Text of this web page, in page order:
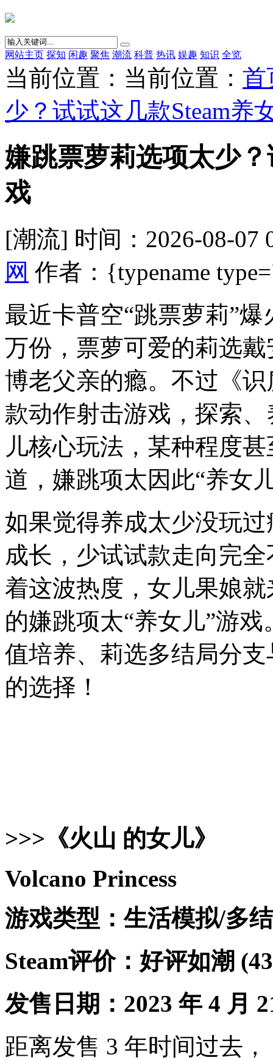
网站主页 探知 闲趣 聚焦 潮流 科普 热讯 娱趣 知识 全览
当前位置：当前位置： 首
少？试试这几款Steam养
嫌跳票萝莉选项太少
戏
[潮流] 时间：2026-08-07
网 作者：{typename
最近卡普空“跳票萝莉”
万份，票萝可爱的莉选戴
博老父亲的瘾。不过《
款动作射击游戏，探索
儿核心玩法，某种程度
道，嫌跳项太因此“养女
如果觉得养成太少没玩
成长，少试试款走向完
着这波热度，女儿果娘就
的嫌跳项太“养女儿”游
值培养、莉选多结局分
的选择！
>>>《火山 的女儿》
Volcano Princess
游戏类型：生活模拟/多
Steam评价：好评如潮
发售日期：2023 年 4 月
距离发售 3 年时间过去